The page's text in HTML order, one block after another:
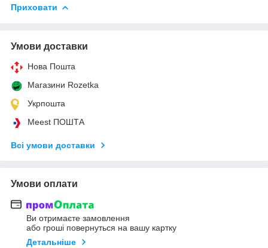
Приховати
Умови доставки
Нова Пошта
Магазини Rozetka
Укрпошта
Meest ПОШТА
Всі умови доставки
Умови оплати
Ви отримаєте замовлення
або гроші повернуться на вашу картку
Детальніше